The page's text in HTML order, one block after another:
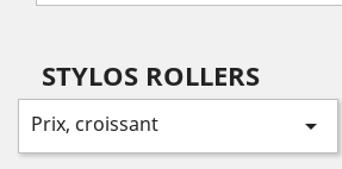
STYLOS ROLLERS
Prix, croissant 